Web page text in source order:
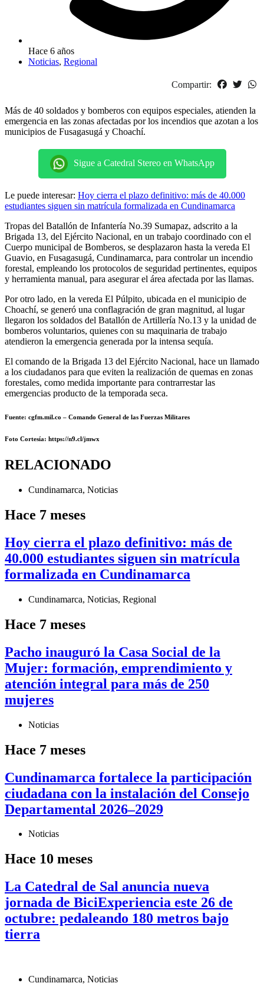
Hace 6 años
Noticias, Regional
Compartir:
Más de 40 soldados y bomberos con equipos especiales, atienden la
emergencia en las zonas afectadas por los incendios que azotan a los
municipios de Fusagasugá y Choachí.
Sigue a Catedral Stereo en WhatsApp
Le puede interesar: Hoy cierra el plazo definitivo: más de 40.000
estudiantes siguen sin matrícula formalizada en Cundinamarca
Tropas del Batallón de Infantería No.39 Sumapaz, adscrito a la
Brigada 13, del Ejército Nacional, en un trabajo coordinado con el
Cuerpo municipal de Bomberos, se desplazaron hasta la vereda El
Guavio, en Fusagasugá, Cundinamarca, para controlar un incendio
forestal, empleando los protocolos de seguridad pertinentes, equipos
y herramienta manual, para asegurar el área afectada por las llamas.
Por otro lado, en la vereda El Púlpito, ubicada en el municipio de
Choachí, se generó una conflagración de gran magnitud, al lugar
llegaron los soldados del Batallón de Artillería No.13 y la unidad de
bomberos voluntarios, quienes con su maquinaria de trabajo
atendieron la emergencia generada por la intensa sequía.
El comando de la Brigada 13 del Ejército Nacional, hace un llamado
a los ciudadanos para que eviten la realización de quemas en zonas
forestales, como medida importante para contrarrestar las
emergencias producto de la temporada seca.
Fuente: cgfm.mil.co – Comando General de las Fuerzas Militares
Foto Cortesía: https://n9.cl/jmwx
RELACIONADO
Cundinamarca, Noticias
Hace 7 meses
Hoy cierra el plazo definitivo: más de
40.000 estudiantes siguen sin matrícula
formalizada en Cundinamarca
Cundinamarca, Noticias, Regional
Hace 7 meses
Pacho inauguró la Casa Social de la
Mujer: formación, emprendimiento y
atención integral para más de 250
mujeres
Noticias
Hace 7 meses
Cundinamarca fortalece la participación
ciudadana con la instalación del Consejo
Departamental 2026–2029
Noticias
Hace 10 meses
La Catedral de Sal anuncia nueva
jornada de BiciExperiencia este 26 de
octubre: pedaleando 180 metros bajo
tierra
Cundinamarca, Noticias